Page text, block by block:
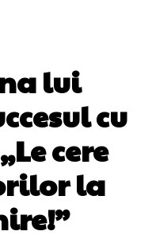
lui
cu
cere
la